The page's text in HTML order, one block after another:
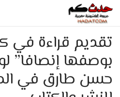
تقديم قراءة في
بوصفها إنصافا”
حسن طارق في